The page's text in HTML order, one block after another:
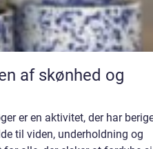
af skønhed og
er en aktivitet, der har
til viden, underholdning og